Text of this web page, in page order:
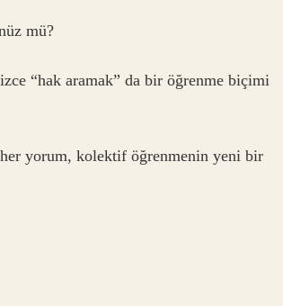
mü?
“hak aramak” da bir öğrenme biçimi
yorum, kolektif öğrenmenin yeni bir